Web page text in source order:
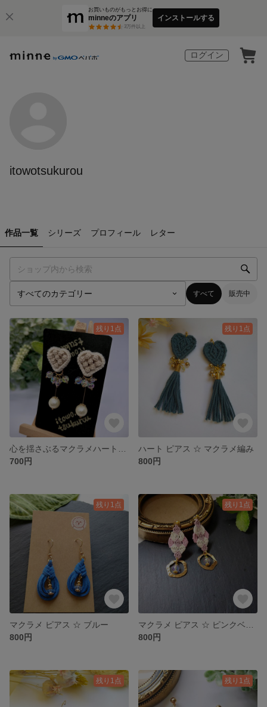
お買いものがもっとお得に
minneのアプリ
3万件以上
インストールする
ログイン
itowotsukurou
作品一覧 シリーズ プロフィール レター
すべて 販売中
残り1点
700円
残り1点
ハート ピアス ☆ マクラメ編み
800円
残り1点
マクラメ ピアス ☆ ブルー
800円
残り1点
800円
残り1点 残り1点